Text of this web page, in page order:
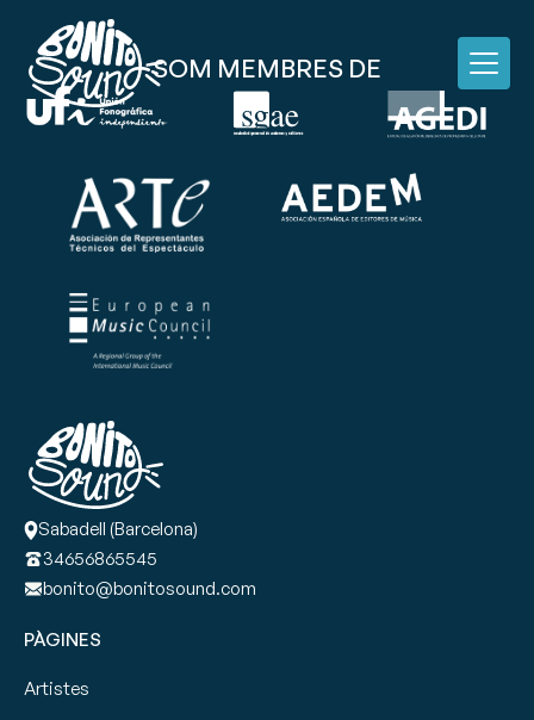
SOM MEMBRES DE
Sabadell (Barcelona)
34656865545
bonito@bonitosound.com
PÀGINES
Artistes